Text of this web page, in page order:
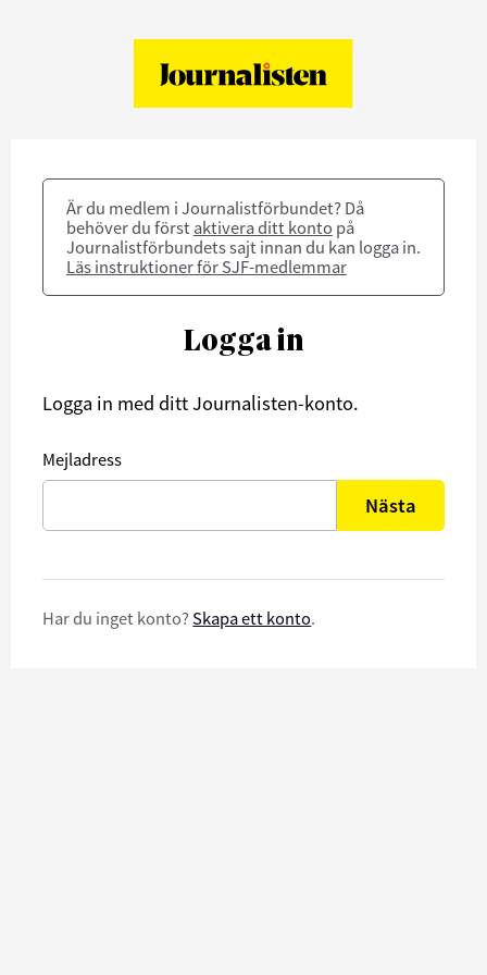
Är du medlem i Journalistförbundet? Då
behöver du först aktivera ditt konto på
Journalistförbundets sajt innan du kan logga in.
Läs instruktioner för SJF-medlemmar
Logga in
Logga in med ditt Journalisten-konto.
Mejladress
Nästa
Har du inget konto? Skapa ett konto.